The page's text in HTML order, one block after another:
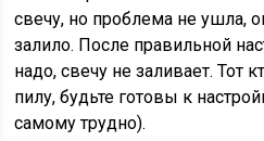
свечу, но проблема не ушла,
залило. После правильной
надо, свечу не заливает. Тот
пилу, будьте готовы к
самому трудно).